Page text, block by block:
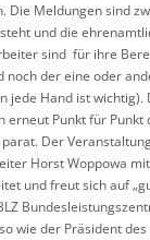
Die Meldungen sind
und die
sind für ihre
noch der eine oder
jede Hand ist wichtig).
erneut Punkt für
Der
Horst Woppowa
und freut sich auf
wie der Präsident